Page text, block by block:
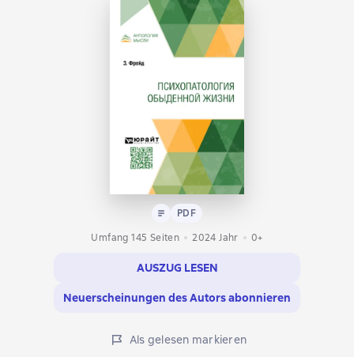
Text PDF
PDF
Umfang 145 Seiten
2024 Jahr 0+
AUSZUG LESEN
Neuerscheinungen des Autors abonnieren
Als gelesen markieren